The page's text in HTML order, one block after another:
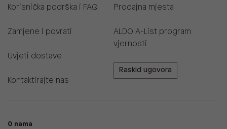
Korisnička podrška i FAQ
Zamjene i povrati
Uvjeti dostave
Kontaktirajte nas
Prodajna mjesta
ALDO A-List program
vjernosti
Raskid ugovora
O nama